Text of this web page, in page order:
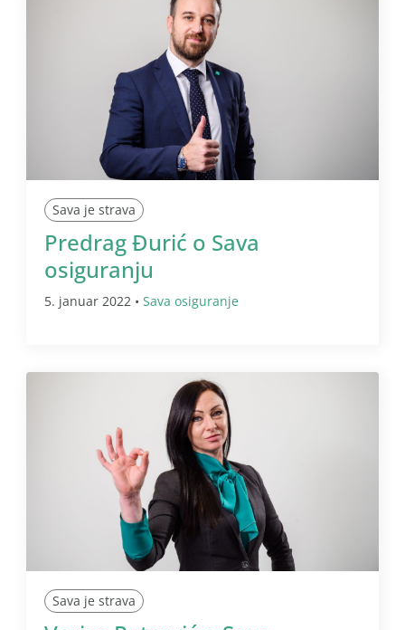
Sava je strava
Predrag Đurić o Sava
osiguranju
5. januar 2022 • Sava osiguranje
Sava je strava